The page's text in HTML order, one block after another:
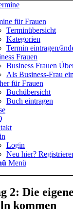
für Frauen
Terminübersicht
Kategorien
Termin eintragen/
Frauen
Business Frauen
Als Business-Frau
für Frauen
Buchübersicht
Buch eintragen
Login
Neu hier?
Menü
2: Die
kommen